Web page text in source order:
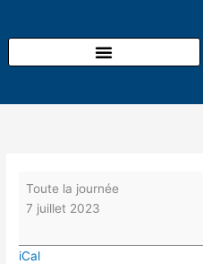
du
:
Toute la journée
7 juillet 2023
iCal